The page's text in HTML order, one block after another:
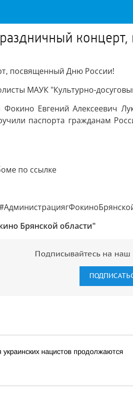
посвященный Дню России!
МАУК "Культурно-
Евгений Алексеевич
паспорта гражданам
по ссылке
Брянской области"
Подписывайтесь на наш
нацистов продолжаются